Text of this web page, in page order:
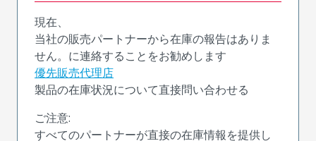
現在、
当社の販売パートナーから在庫の報告はありま
せん。に連絡することをお勧めします
優先販売代理店
製品の在庫状況について直接問い合わせる
ご注意:
すべてのパートナーが直接の在庫情報を提供し